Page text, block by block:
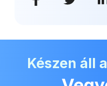
Készen áll